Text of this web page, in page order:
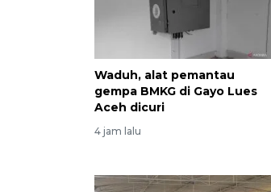
Waduh, alat pemantau
gempa BMKG di Gayo Lues
Aceh dicuri
4 jam lalu